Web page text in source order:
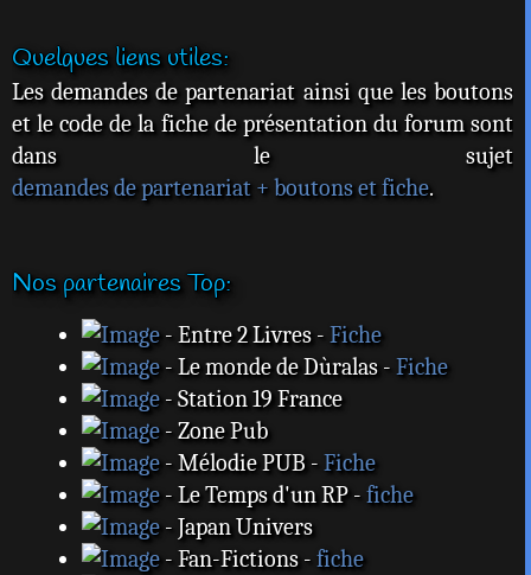
Quelques liens utiles:
Les demandes de partenariat ainsi que les boutons
et le code de la fiche de présentation du forum sont
dans le sujet
demandes de partenariat + boutons et fiche.
Nos partenaires Top:
- Entre 2 Livres - Fiche
- Le monde de Dùralas - Fiche
- Station 19 France
- Zone Pub
- Mélodie PUB - Fiche
- Le Temps d'un RP - fiche
- Japan Univers
- Fan-Fictions - fiche